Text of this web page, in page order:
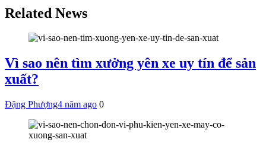
bài
Related News
Vì sao nên tìm xưởng yên xe uy tín để sản
xuất?
Đặng Phượng4 năm ago 0